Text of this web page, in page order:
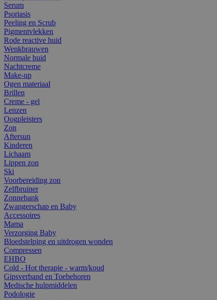
Serum
Psoriasis
Peeling en Scrub
Pigmentvlekken
Rode reactive huid
Wenkbrauwen
Normale huid
Nachtcreme
Make-up
Ogen materiaal
Brillen
Creme - gel
Lenzen
Oogpleisters
Zon
Aftersun
Kinderen
Lichaam
Lippen zon
Ski
Voorbereiding zon
Zelfbruiner
Zonnebank
Zwangerschap en Baby
Accessoires
Mama
Verzorging Baby
Bloedstelping en uitdrogen wonden
Compressen
EHBO
Cold - Hot therapie - warm/koud
Gipsverband en Toebehoren
Medische hulpmiddelen
Podologie